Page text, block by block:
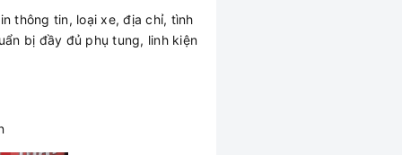
thông tin, loại xe, địa chỉ, tình
bị đầy đủ phụ tung, linh kiện